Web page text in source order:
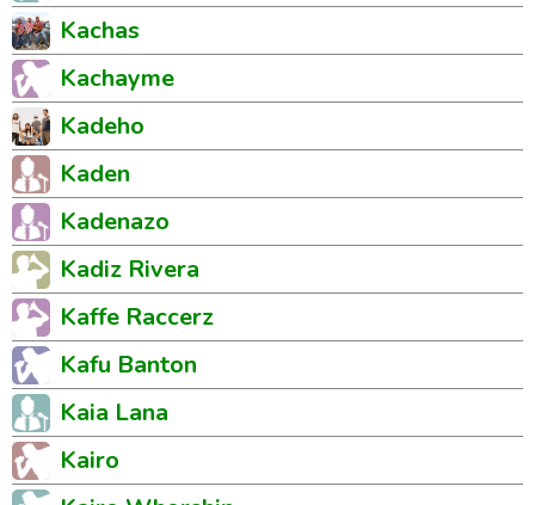
Kachas
Kachayme
Kadeho
Kaden
Kadenazo
Kadiz Rivera
Kaffe Raccerz
Kafu Banton
Kaia Lana
Kairo